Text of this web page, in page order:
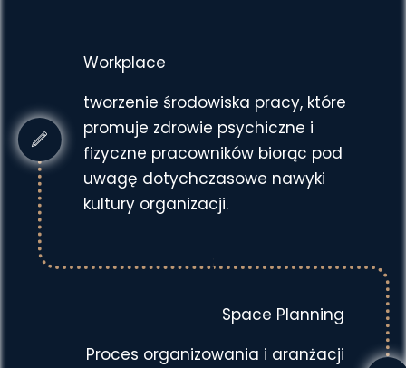
Workplace
tworzenie środowiska pracy, które
promuje zdrowie psychiczne i
fizyczne pracowników biorąc pod
uwagę dotychczasowe nawyki
kultury organizacji.
Space Planning
Proces organizowania i aranżacji